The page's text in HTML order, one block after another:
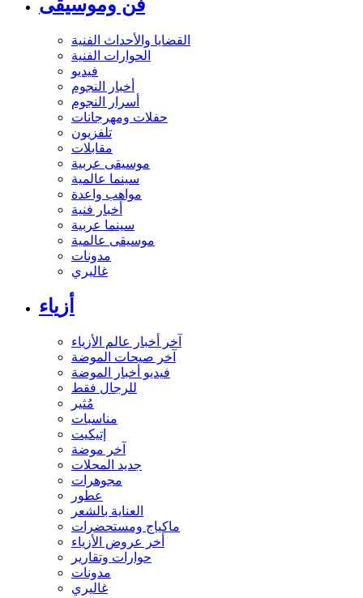
فن وموسيقى
القضايا والأحداث الفنية
الحوارات الفنية
فيديو
أخبار النجوم
أسرار النجوم
حفلات ومهرجانات
تلفزيون
مقابلات
موسيقى عربية
سينما عالمية
مواهب واعدة
أخبار فنية
سينما عربية
موسيقى عالمية
مدونات
غاليري
أزياء
آخر أخبار عالم الأزياء
آخر صيحات الموضة
فيديو أخبار الموضة
للرجال فقط
مُثير
مناسبات
إتيكيت
آخر موضة
جديد المحلات
مجوهرات
عطور
العناية بالشعر
ماكياج ومستحضرات
أخر عروض الأزياء
حوارات وتقارير
مدونات
غاليري